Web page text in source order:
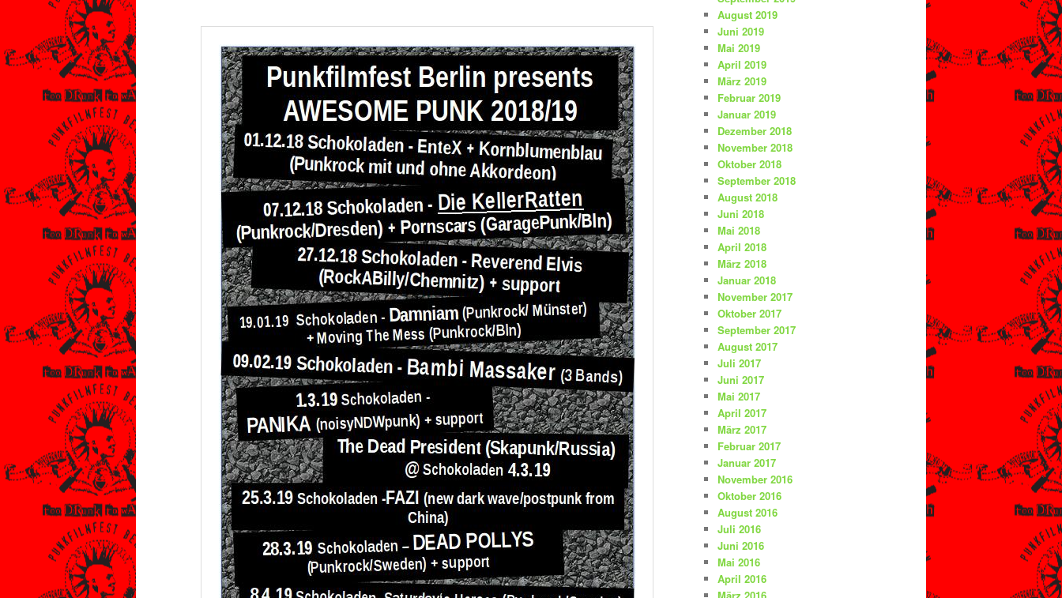
August 2019
Juni 2019
Mai 2019
April 2019
März 2019
Februar 2019
Januar 2019
Dezember 2018
November 2018
Oktober 2018
September 2018
August 2018
Juni 2018
Mai 2018
April 2018
März 2018
Januar 2018
November 2017
Oktober 2017
September 2017
August 2017
Juli 2017
Juni 2017
Mai 2017
April 2017
März 2017
Februar 2017
Januar 2017
November 2016
Oktober 2016
August 2016
Juli 2016
Juni 2016
Mai 2016
April 2016